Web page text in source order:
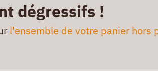
dégressifs !
l'ensemble de votre panier hors